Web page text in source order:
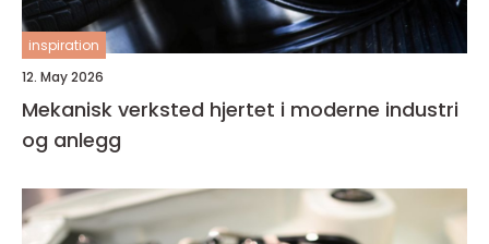
inspiration
12. May 2026
Mekanisk verksted hjertet i moderne industri
og anlegg